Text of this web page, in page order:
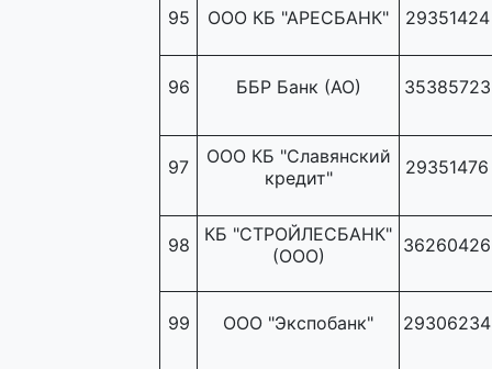
95 ООО КБ "АРЕСБАНК" 29351424
96 ББР Банк (АО) 35385723
97
ООО КБ "Славянский
кредит"
29351476
98
КБ "СТРОЙЛЕСБАНК"
(ООО)
36260426
99 ООО "Экспобанк" 29306234